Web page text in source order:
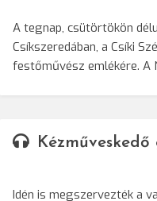
A tegnap, csütörtökön
Csíkszeredában, a Csíki
festőművész emlékére. A
Idén is megszervezték a